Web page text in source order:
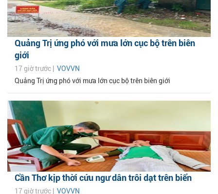
Quảng Trị ứng phó với mưa lớn cục bộ trên biên
giới
17 giờ trước | VOVVN
Quảng Trị ứng phó với mưa lớn cục bộ trên biên giới
Cần Thơ kịp thời cứu ngư dân trôi dạt trên biển
17 giờ trước | VOVVN